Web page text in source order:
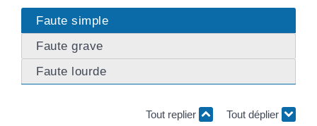
Faute simple
Faute grave
Faute lourde
Tout replier Tout déplier